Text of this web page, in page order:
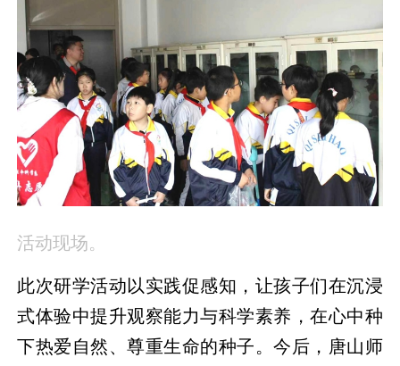
活动现场。
此次研学活动以实践促感知，让孩子们在沉浸
式体验中提升观察能力与科学素养，在心中种
下热爱自然、尊重生命的种子。今后，唐山师